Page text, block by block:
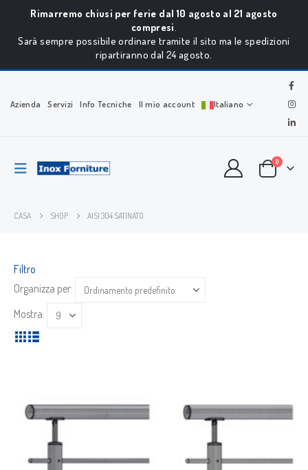
Rimarremo chiusi per ferie dal 10 agosto al 21 agosto
compresi.
Sarà sempre possibile ordinare tramite il sito ma le spedizioni
ripartiranno dal 24 agosto.
Azienda Servizi Info Tecniche Il mio account Italiano
0
CASA SHOP AISI 304 SATINATO
Filtro
Organizza per:
Mostra: